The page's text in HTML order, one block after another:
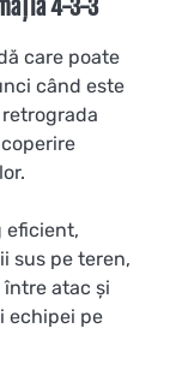
4-3-3
care poate
când este
eficient,
sus pe teren,
atac și
echipei pe